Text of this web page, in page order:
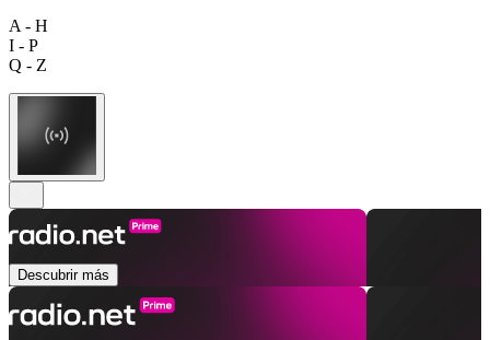
A - H
I - P
Q - Z
Descubrir más